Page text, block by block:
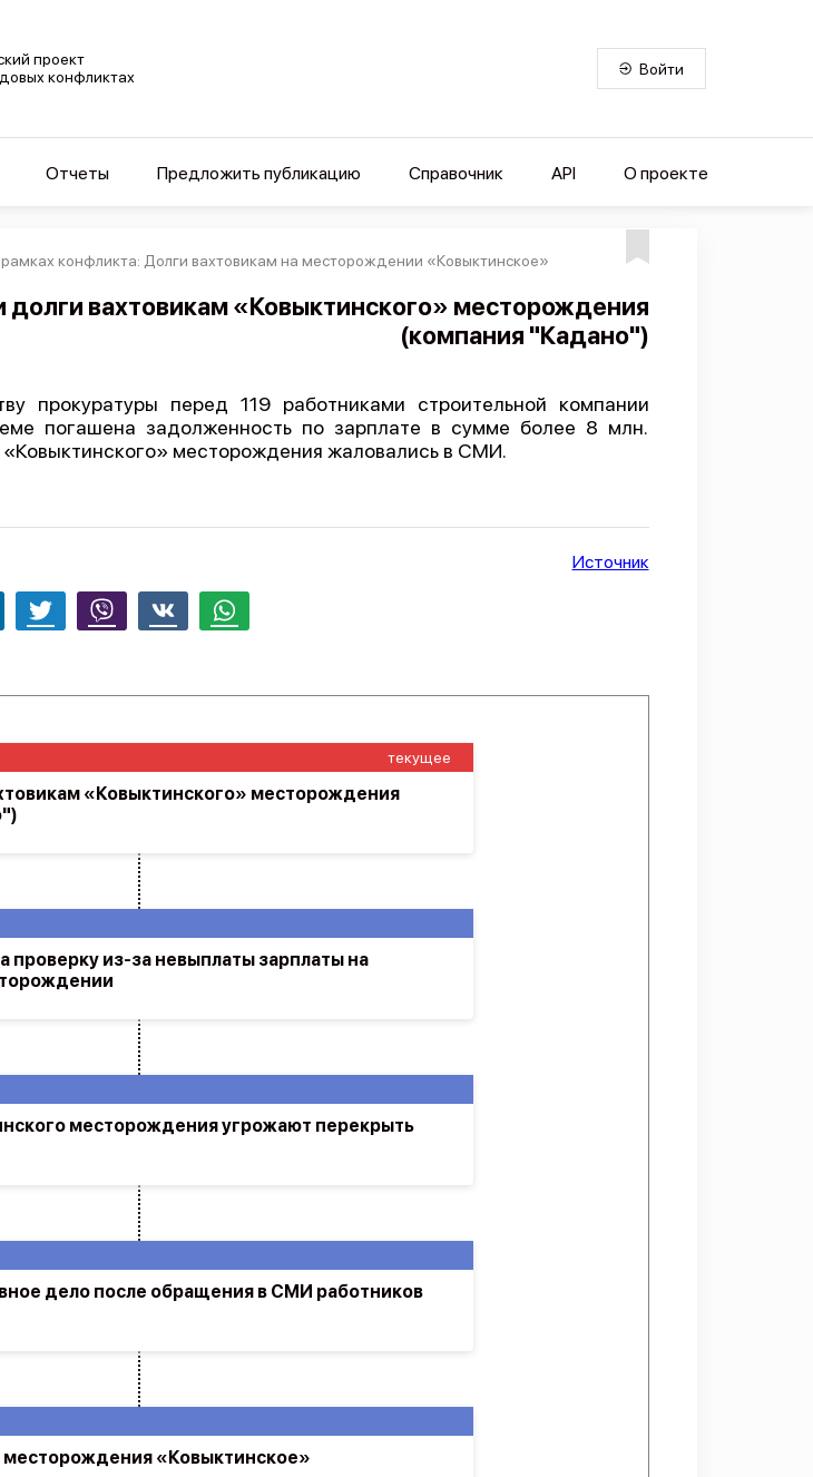
проект
конфликтах
Войти
Отчеты Предложить публикацию Справочник API О проекте
конфликта: Долги вахтовикам на месторождении «Ковыктинское»
долги вахтовикам «Ковыктинского» месторождения
(компания "Кадано")
прокуратуры перед 119 работниками строительной компании
погашена задолженность по зарплате в сумме более 8 млн.
«Ковыктинского» месторождения жаловались в СМИ.
Twitter Viber Whatsapp
Источник
месторождения «Ковыктинское»
дело после обращения в СМИ работников
месторождения угрожают перекрыть
проверку из-за невыплаты зарплаты на
текущее
«Ковыктинского» месторождения